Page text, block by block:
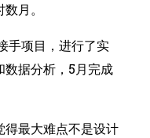
月。
手项目，进行了实
数据分析，5月完成
得最大难点不是设计